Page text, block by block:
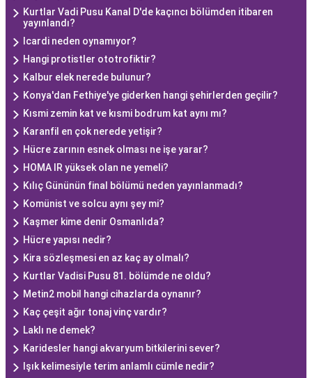
Kurtlar Vadi Pusu Kanal D'de kaçıncı bölümden itibaren
yayınlandı?
Icardi neden oynamıyor?
Hangi protistler ototrofiktir?
Kalbur elek nerede bulunur?
Konya'dan Fethiye'ye giderken hangi şehirlerden geçilir?
Kısmi zemin kat ve kısmi bodrum kat aynı mı?
Karanfil en çok nerede yetişir?
Hücre zarının esnek olması ne işe yarar?
HOMA IR yüksek olan ne yemeli?
Kılıç Gününün final bölümü neden yayınlanmadı?
Komünist ve solcu aynı şey mi?
Kaşmer kime denir Osmanlıda?
Hücre yapısı nedir?
Kira sözleşmesi en az kaç ay olmalı?
Kurtlar Vadisi Pusu 81. bölümde ne oldu?
Metin2 mobil hangi cihazlarda oynanır?
Kaç çeşit ağır tonaj vinç vardır?
Laklı ne demek?
Karidesler hangi akvaryum bitkilerini sever?
Işık kelimesiyle terim anlamlı cümle nedir?